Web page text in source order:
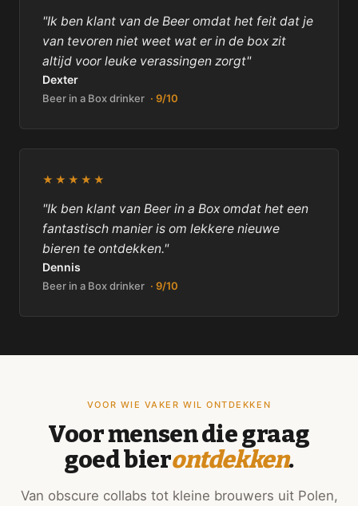
"Ik ben klant van de Beer omdat het feit dat je
van tevoren niet weet wat er in de box zit
altijd voor leuke verassingen zorgt"
Dexter
Beer in a Box drinker · 9/10
★★★★★
"Ik ben klant van Beer in a Box omdat het een
fantastisch manier is om lekkere nieuwe
bieren te ontdekken."
Dennis
Beer in a Box drinker · 9/10
VOOR WIE VAKER WIL ONTDEKKEN
Voor mensen die graag
goed bierontdekken.
Van obscure collabs tot kleine brouwers uit Polen,